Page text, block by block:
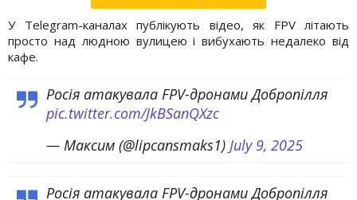
У Telegram-каналах публікують відео, як FPV літають
просто над людною вулицею і вибухають недалеко від
кафе.
Росія атакувала FPV-дронами Добропілля
pic.twitter.com/JkBSanQXzc
— Максим (@lipcansmaks1) July 9, 2025
Росія атакувала FPV-дронами Добропілля